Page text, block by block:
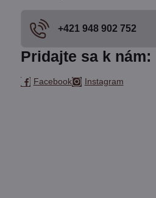
+421 948 902 752
Pridajte sa k nám:
Facebook Instagram